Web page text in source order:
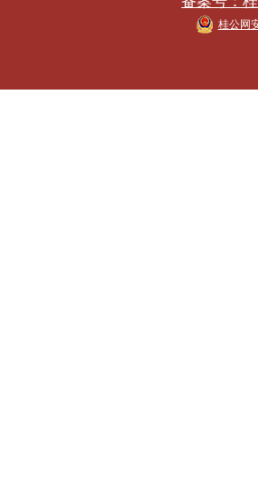
桂公网